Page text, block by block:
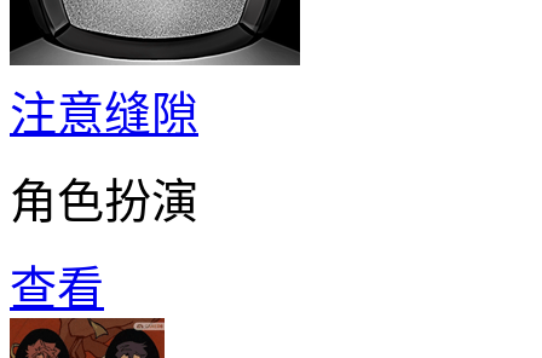
注意缝隙
角色扮演
查看